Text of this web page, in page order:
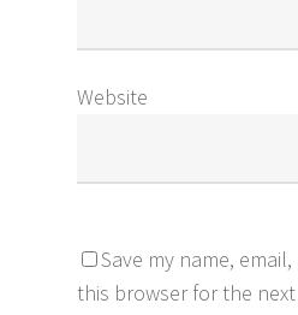
Website
Save my name,
this browser for the